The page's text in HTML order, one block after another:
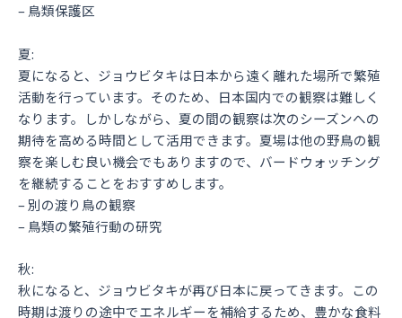
– 鳥類保護区
夏:
夏になると、ジョウビタキは日本から遠く離れた場所で繁殖
活動を行っています。そのため、日本国内での観察は難しく
なります。しかしながら、夏の間の観察は次のシーズンへの
期待を高める時間として活用できます。夏場は他の野鳥の観
察を楽しむ良い機会でもありますので、バードウォッチング
を継続することをおすすめします。
– 別の渡り鳥の観察
– 鳥類の繁殖行動の研究
秋:
秋になると、ジョウビタキが再び日本に戻ってきます。この
時期は渡りの途中でエネルギーを補給するため、豊かな食料